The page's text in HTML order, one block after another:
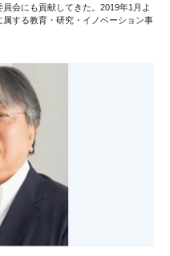
会にも貢献してきた。2019年1月よ
する教育・研究・イノベーション事